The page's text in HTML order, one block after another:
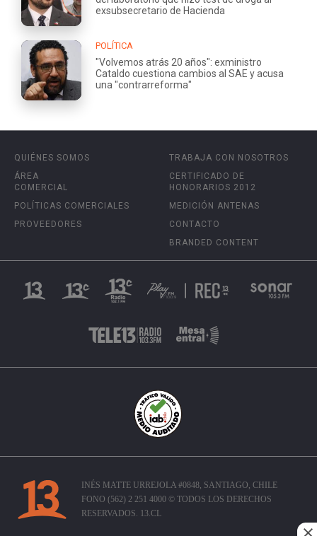
exsubsecretario de Hacienda
POLÍTICA
"Volvemos atrás 20 años": exministro
Cataldo cuestiona cambios al SAE y acusa
una "contrarreforma"
QUIÉNES SOMOS
ÁREA
COMERCIAL
POLÍTICAS COMERCIALES
PROVEEDORES
TRABAJA CON NOSOTROS
CERTIFICADO DE
HONORARIOS 2012
MEDICIÓN ANTENAS
CONTACTO
BRANDED CONTENT
INÉS MATTE URREJOLA #0848, SANTIAGO, CHILE
FONO (562) 2 251 4000 © TODOS LOS DERECHOS
RESERVADOS. 13.CL